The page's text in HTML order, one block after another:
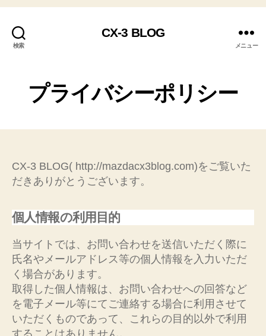
検索
CX-3 BLOG
メニュー
プライバシーポリシー
CX-3 BLOG( http://mazdacx3blog.com)をご覧いた
だきありがとうございます。
個人情報の利用目的
当サイトでは、お問い合わせを送信いただく際に
氏名やメールアドレス等の個人情報を入力いただ
く場合があります。
取得した個人情報は、お問い合わせへの回答など
を電子メール等にてご連絡する場合に利用させて
いただくものであって、これらの目的以外で利用
することはありません。